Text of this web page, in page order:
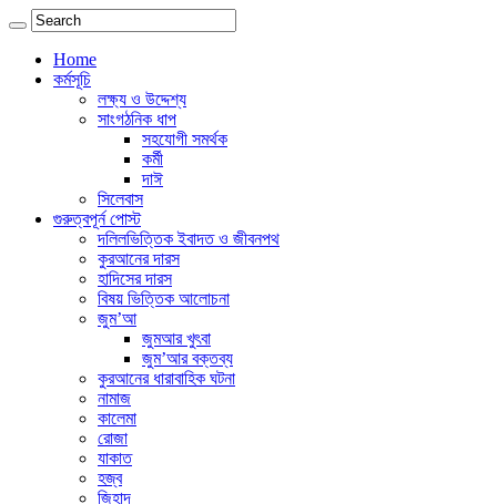
Home
কর্মসূচি
লক্ষ্য ও উদ্দেশ্য
সাংগঠনিক ধাপ
সহযোগী সমর্থক
কর্মী
দাঈ
সিলেবাস
গুরুত্বপূর্ন পোস্ট
দলিলভিত্তিক ইবাদত ও জীবনপথ
কুরআনের দারস
হাদিসের দারস
বিষয় ভিত্তিক আলোচনা
জুম’আ
জুমআর খুৎবা
জুম’আর বক্তব্য
কুরআনের ধারাবাহিক ঘটনা
নামাজ
কালেমা
রোজা
যাকাত
হজ্ব
জিহাদ